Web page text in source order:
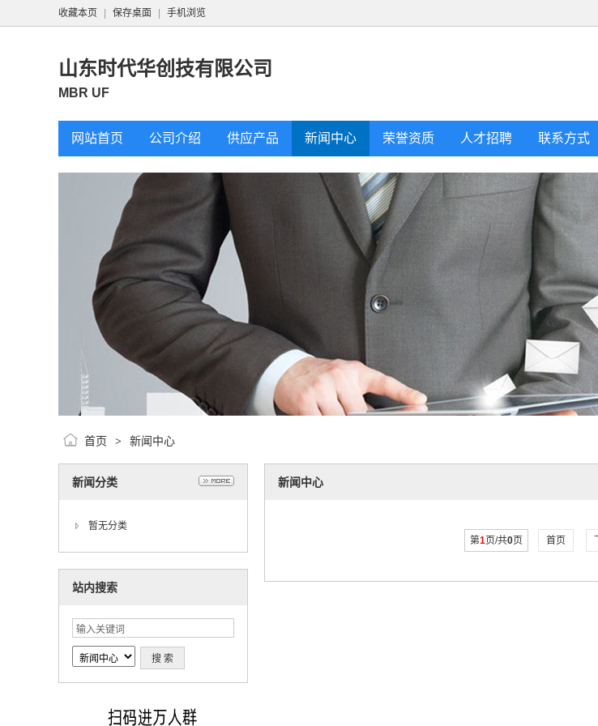
收藏本页 保存桌面 手机浏览
山东时代华创技有限公司
MBR UF
网站首页 公司介绍 供应产品 新闻中心 荣誉资质 人才招聘 联系方式
首页 > 新闻中心
新闻分类
暂无分类
站内搜索
新闻中心
第1页/共0页 首页